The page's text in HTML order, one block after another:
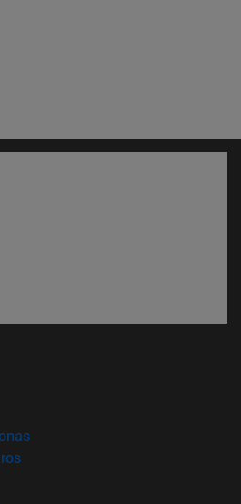
ventana)
(abre en nueva ventana)
(abre en nueva ventana)